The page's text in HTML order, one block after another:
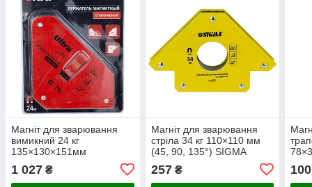
Магніт для зварювання
вимикний 24 кг
135×130×151мм
(4270132)
1 027 ₴
Магніт для зварювання
стріла 34 кг 110×110 мм
(45, 90, 135°) SIGMA
257₴ 100